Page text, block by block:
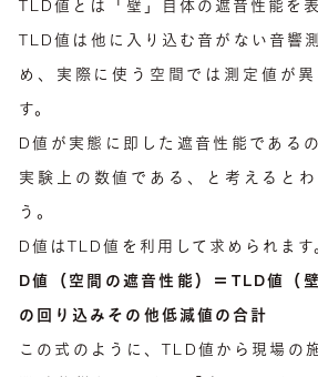
TLD値とは「壁」自体の遮音性能を表
TLD値は他に入り込む音がない音響
め、実際に使う空間では測定値が
す。
D値が実態に即した遮音性能である
実験上の数値である、と考えると
う。
D値はTLD値を利用して求められます
D値（空間の遮音性能）＝TLD値（
の回り込みその他低減値の合計
この式のように、TLD値から現場の